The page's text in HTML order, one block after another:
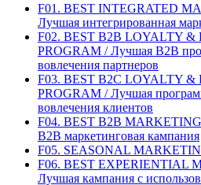
F01. BEST INTEGRATED
Лучшая интегрированная
F02. BEST B2B LOYALTY &
PROGRAM / Лучшая B2B
вовлечения партнеров
F03. BEST B2C LOYALTY &
PROGRAM / Лучшая
вовлечения клиентов
F04. BEST B2B
B2B маркетинговая кампания
F05. SEASONAL
F06. BEST EXPERIENTIAL
Лучшая кампания с